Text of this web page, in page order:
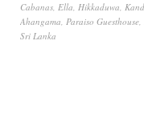
Cabanas, Ella, Hikkaduwa,
Ahangama, Paraiso Guesthouse,
Sri Lanka